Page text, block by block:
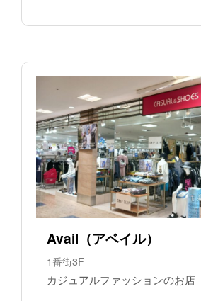
Avail（アベイル）
1番街3F
カジュアルファッションのお店